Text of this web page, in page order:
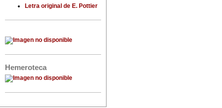
Letra original de E. Pottier
Hemeroteca